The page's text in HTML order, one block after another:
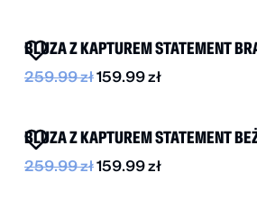
BLUZA Z KAPTUREM STATEMENT
259.99zł159.99zł
BLUZA Z KAPTUREM STATEMENT
259.99zł159.99zł